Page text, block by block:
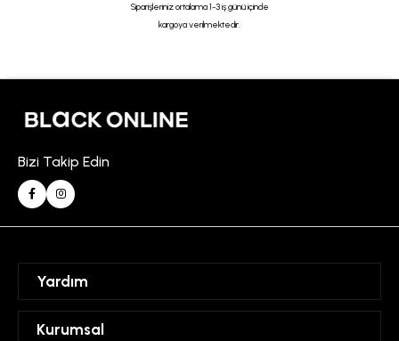
Siparişleriniz ortalama 1-3 iş günü içinde
kargoya verilmektedir.
Bizi Takip Edin
Yardım
Kurumsal